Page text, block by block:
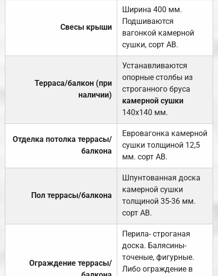
Свесы крыши
Ширина 400 мм.
Подшиваются
вагонкой камерной
сушки, сорт АВ.
Терраса/балкон (при
наличии)
Устанавливаются
опорные столбы из
строганного бруса
камерной сушки
140х140 мм.
Отделка потолка террасы/
балкона
Евровагонка камерной
сушки толщиной 12,5
мм. сорт АВ.
Пол террасы/балкона
Шпунтованная доска
камерной сушки
толщиной 35-36 мм.
сорт АВ.
Ограждение террасы/
Перила- строганая
доска. Балясины-
точеные, фигурные.
Либо ограждение в